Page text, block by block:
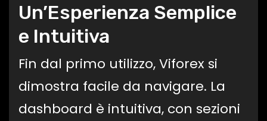
Un’Esperienza Semplice
e Intuitiva
Fin dal primo utilizzo, Viforex si
dimostra facile da navigare. La
dashboard è intuitiva, con sezioni